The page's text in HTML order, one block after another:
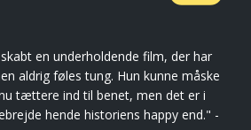
en underholdende film, der har
aldrig føles tung. Hun kunne måske
tættere ind til benet, men det er i
hende historiens happy end." -